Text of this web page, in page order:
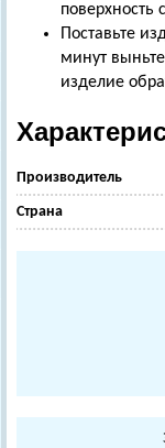
поверхность
Поставьте
минут
изделие
Производитель
Страна